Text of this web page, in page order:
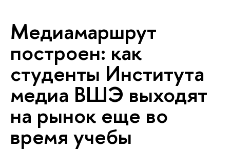
Медиамаршрут
построен: как
студенты Института
медиа ВШЭ выходят
на рынок еще во
время учебы